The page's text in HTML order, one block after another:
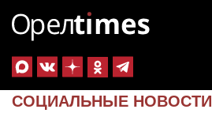
СОЦИАЛЬНЫЕ НОВОСТИ